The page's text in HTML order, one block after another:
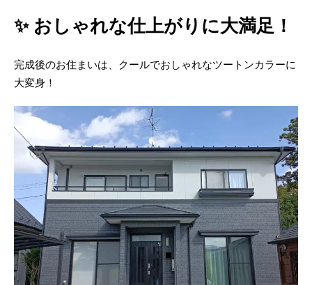
✨ おしゃれな仕上がりに大満足！
完成後のお住まいは、クールでおしゃれなツートンカラーに
大変身！